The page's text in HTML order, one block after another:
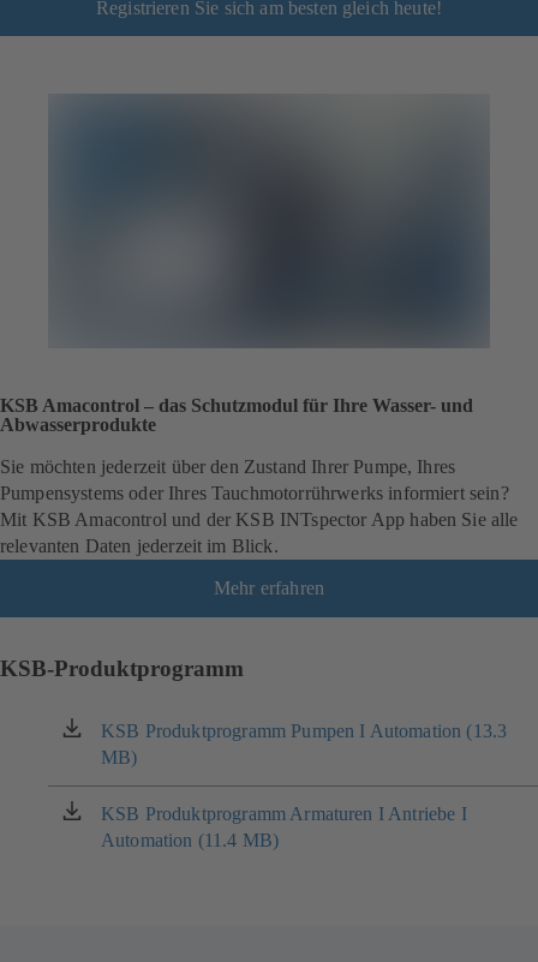
Registrieren Sie sich am besten gleich heute!
KSB Amacontrol – das Schutzmodul für Ihre Wasser- und
Abwasserprodukte
Sie möchten jederzeit über den Zustand Ihrer Pumpe, Ihres
Pumpensystems oder Ihres Tauchmotorrührwerks informiert sein?
Mit KSB Amacontrol und der KSB INTspector App haben Sie alle
relevanten Daten jederzeit im Blick.
Mehr erfahren
KSB-Produktprogramm
KSB Produktprogramm Pumpen I Automation (13.3
MB)
(öffnet
in
einem
neuen
Tab)
KSB Produktprogramm Armaturen I Antriebe I
Automation (11.4 MB)
(öffnet
in